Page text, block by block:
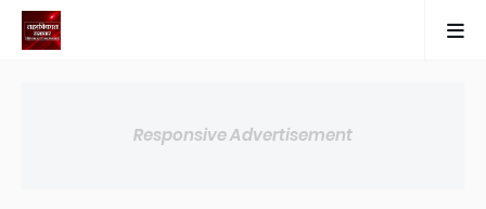
Responsive Advertisement